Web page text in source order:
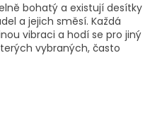
bohatý a existují desítky
a jejich směsí. Každá
vibraci a hodí se pro jiný
vybraných, často